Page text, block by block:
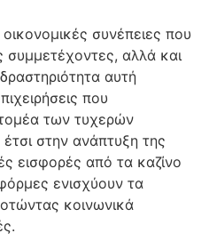
συνέπειες που
συμμετέχοντες, αλλά και
αυτή
που
των τυχερών
στην ανάπτυξη της
εισφορές από τα καζίνο
ενισχύουν τα
κοινωνικά